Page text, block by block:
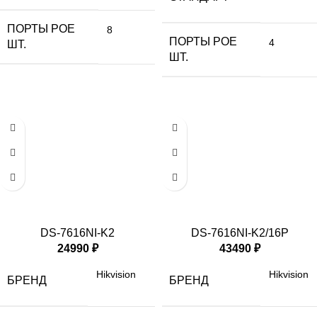
ПОРТЫ РОЕ
ШТ.
8
ПОРТЫ РОЕ
ШТ.
4
DS-7616NI-K2
24990 ₽
БРЕНД Hikvision
DS-7616NI-K2/16P
43490 ₽
БРЕНД Hikvision